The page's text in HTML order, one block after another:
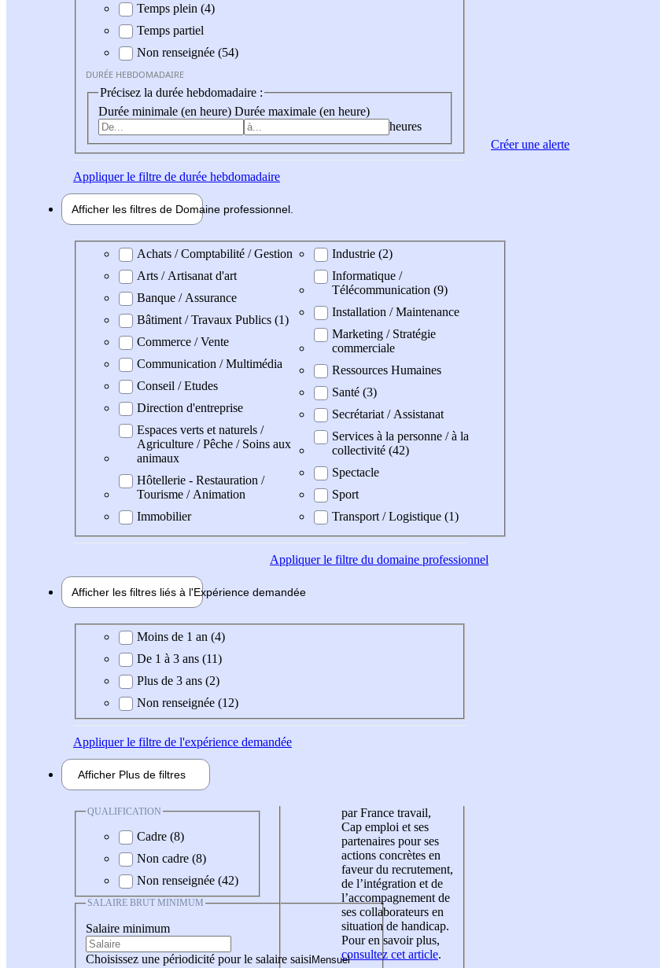
Durée hebdomadaire
Temps plein (4)
Temps partiel
Non renseignée (54)
DURÉE HEBDOMADAIRE
Précisez la durée hebdomadaire :
Durée minimale (en heure) Durée maximale (en heure)
heures
Appliquerle filtre de durée hebdomadaire
Afficher les filtres de Domaine professionnel
Domaine professionel
Achats / Comptabilité / Gestion
Arts / Artisanat d'art
Banque / Assurance
Bâtiment / Travaux Publics (1)
Commerce / Vente
Communication / Multimédia
Conseil / Etudes
Direction d'entreprise
Espaces verts et naturels /
Agriculture / Pêche / Soins aux
animaux
Hôtellerie - Restauration /
Tourisme / Animation
Immobilier
Industrie (2)
Informatique /
Télécommunication (9)
Installation / Maintenance
Marketing / Stratégie
commerciale
Ressources Humaines
Santé (3)
Secrétariat / Assistanat
Services à la personne / à la
collectivité (42)
Spectacle
Sport
Transport / Logistique (1)
Appliquerle filtre du domaine professionnel
Afficher les filtres liés à l'Expérience demandée
Expérience demandée
Moins de 1 an (4)
De 1 à 3 ans (11)
Plus de 3 ans (2)
Non renseignée (12)
Appliquerle filtre de l'expérience demandée
Afficher Plus de filtres
QUALIFICATION
Cadre (8)
Non cadre (8)
Non renseignée (42)
SALAIRE BRUT MINIMUM
Salaire minimum
Choisissez une périodicité pour le salaire saisi
par France travail,
Cap emploi et ses
partenaires pour ses
actions concrètes en
faveur du recrutement,
de l’intégration et de
l’accompagnement de
ses collaborateurs en
situation de handicap.
Pour en savoir plus,
consultez cet article.
Créer une alerte